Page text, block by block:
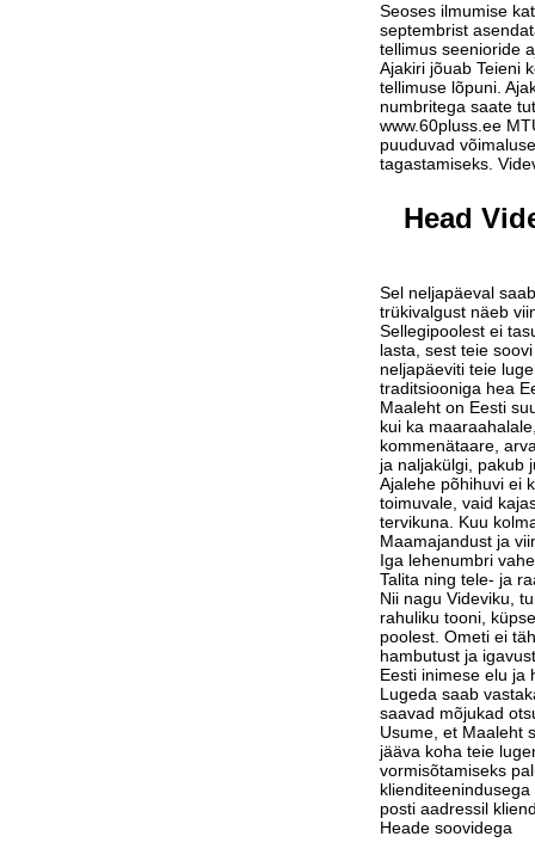
Seoses ilmumise
septembrist
tellimus seenioride
Ajakiri jõuab Teieni
tellimuse lõpuni.
numbritega saate
www.60pluss.ee
puuduvad
tagastamiseks.
Head
Sel neljapäeval
trükivalgust näeb
Sellegipoolest ei
lasta, sest teie
neljapäeviti teie
traditsiooniga hea
Maaleht on Eesti
kui ka
kommenätaare,
ja naljakülgi, pakub
Ajalehe põhihuvi ei
toimuvale, vaid
tervikuna. Kuu
Maamajandust ja
Iga lehenumbri
Talita ning tele- ja
Nii nagu Videviku,
rahuliku tooni,
poolest. Ometi ei
hambutust ja
Eesti inimese elu ja
Lugeda saab
saavad mõjukad
Usume, et Maaleht
jääva koha teie
vormisõtamiseks
posti aadressil
Heade soovidega